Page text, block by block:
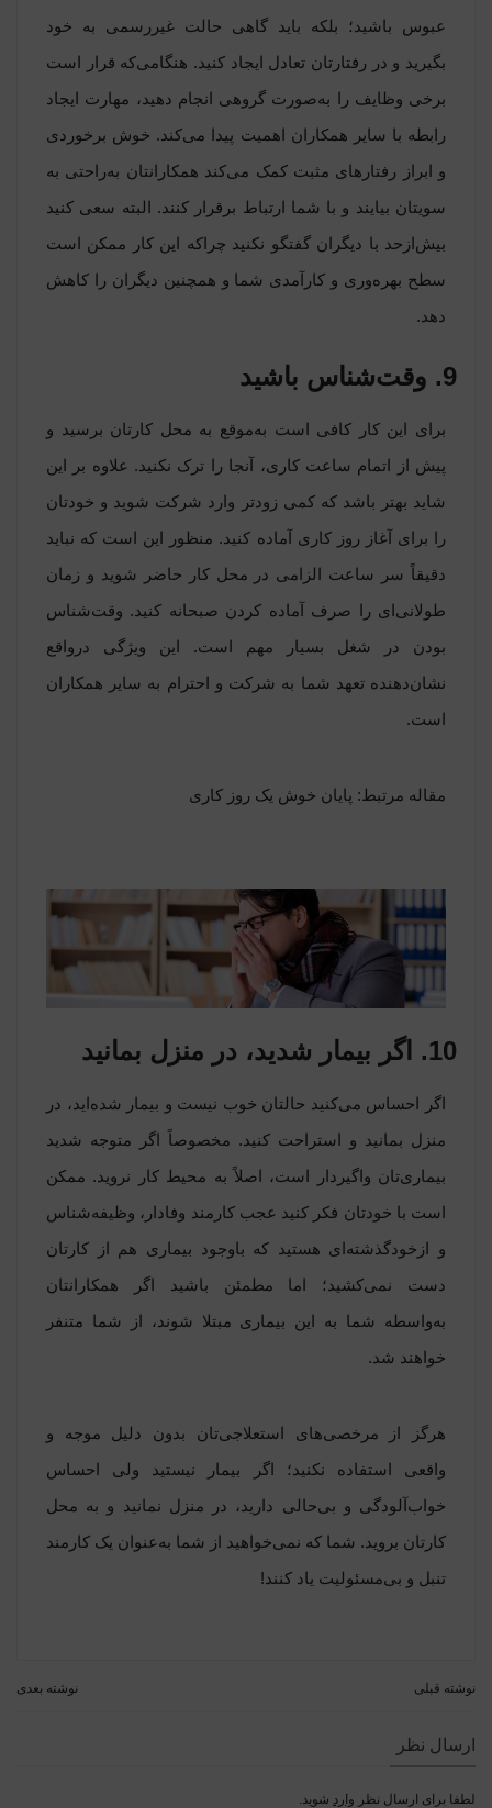
عبوس باشید؛ بلکه باید گاهی حالت غیررسمی به خود
بگیرید و در رفتارتان تعادل ایجاد کنید. هنگامی‌که قرار است
برخی وظایف را به‌صورت گروهی انجام دهید، مهارت ایجاد
رابطه با سایر همکاران اهمیت پیدا می‌کند. خوش برخوردی
و ابراز رفتارهای مثبت کمک می‌کند همکارانتان به‌راحتی به
سویتان بیایند و با شما ارتباط برقرار کنند. البته سعی کنید
بیش‌ازحد با دیگران گفتگو نکنید چراکه این کار ممکن است
سطح بهره‌وری و کارآمدی شما و همچنین دیگران را کاهش
دهد.
9. وقت‌شناس باشید
برای این کار کافی است به‌موقع به محل کارتان برسید و
پیش از اتمام ساعت کاری، آنجا را ترک نکنید. علاوه بر این
شاید بهتر باشد که کمی زودتر وارد شرکت شوید و خودتان
را برای آغاز روز کاری آماده کنید. منظور این است که نباید
دقیقاً سر ساعت الزامی در محل کار حاضر شوید و زمان
طولانی‌ای را صرف آماده کردن صبحانه کنید. وقت‌شناس
بودن در شغل بسیار مهم است. این ویژگی درواقع
نشان‌دهنده تعهد شما به شرکت و احترام به سایر همکاران
است.
مقاله مرتبط: پایان خوش یک روز کاری
10. اگر بیمار شدید، در منزل بمانید
اگر احساس می‌کنید حالتان خوب نیست و بیمار شده‌اید، در
منزل بمانید و استراحت کنید. مخصوصاً اگر متوجه شدید
بیماری‌تان واگیردار است، اصلاً به محیط کار نروید. ممکن
است با خودتان فکر کنید عجب کارمند وفادار، وظیفه‌شناس
و ازخودگذشته‌ای هستید که باوجود بیماری هم از کارتان
دست نمی‌کشید؛ اما مطمئن باشید اگر همکارانتان
به‌واسطه شما به این بیماری مبتلا شوند، از شما متنفر
خواهند شد.
هرگز از مرخصی‌های استعلاجی‌تان بدون دلیل موجه و
واقعی استفاده نکنید؛ اگر بیمار نیستید ولی احساس
خواب‌آلودگی و بی‌حالی دارید، در منزل نمانید و به محل
کارتان بروید. شما که نمی‌خواهید از شما به‌عنوان یک کارمند
تنبل و بی‌مسئولیت یاد کنند!
نوشته قبلی نوشته بعدی
ارسال نظر
لطفا برای ارسال نظر وارد شوید.